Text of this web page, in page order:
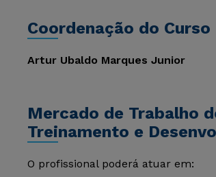
Coordenação do Curso
Artur Ubaldo Marques Junior
Mercado de Trabalho
Treinamento e
O profissional poderá atuar em: